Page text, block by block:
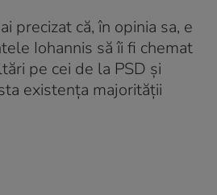
precizat că, în opinia sa, e
Iohannis să îi fi chemat
pe cei de la PSD şi
existenţa majorităţii